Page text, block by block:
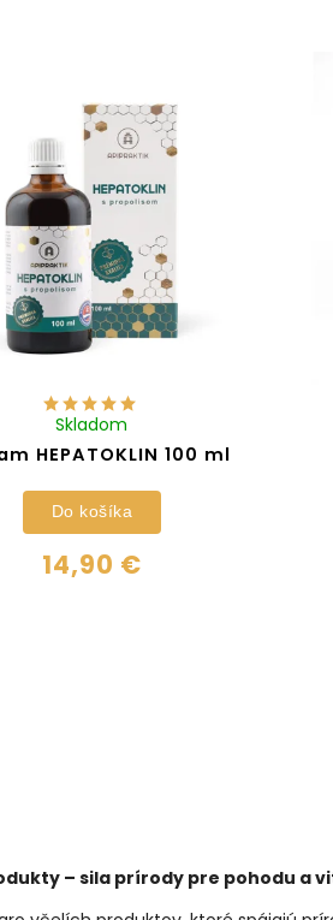
HEPATOKLIN 100 ml
Skladom
14,90 €
Do košíka
– sila prírody pre pohodu a